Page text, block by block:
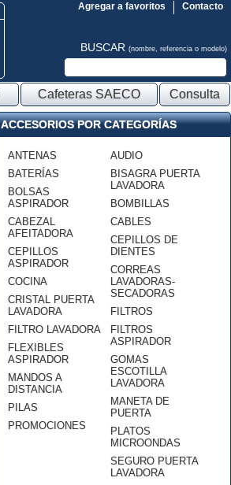
Contacto
Agregar a favoritos
BUSCAR (nombre, referencia o modelo)
Cafeteras SAECO Consulta
ACCESORIOS POR CATEGORÍAS
ANTENAS
BATERÍAS
BOLSAS
ASPIRADOR
CABEZAL
AFEITADORA
CEPILLOS
ASPIRADOR
COCINA
CRISTAL PUERTA
LAVADORA
FILTRO LAVADORA
FLEXIBLES
ASPIRADOR
MANDOS A
DISTANCIA
PILAS
PROMOCIONES
AUDIO
BISAGRA PUERTA
LAVADORA
BOMBILLAS
CABLES
CEPILLOS DE
DIENTES
CORREAS
LAVADORAS-
SECADORAS
FILTROS
FILTROS
ASPIRADOR
GOMAS
ESCOTILLA
LAVADORA
MANETA DE
PUERTA
PLATOS
MICROONDAS
SEGURO PUERTA
LAVADORA